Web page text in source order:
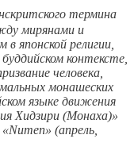
термина
мирянами и
японской религии,
контексте,
человека,
монашеских
языке движения
Хидзири (Монаха)»
(апрель,